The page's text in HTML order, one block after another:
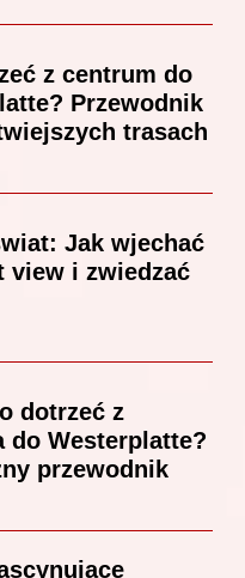
z centrum do
Przewodnik
trasach
Jak wjechać
view i zwiedzać
dotrzeć z
do Westerplatte?
przewodnik